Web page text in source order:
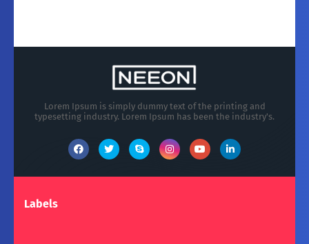
Lorem Ipsum is simply dummy text of the printing and
typesetting industry. Lorem Ipsum has been the industry's.
Labels